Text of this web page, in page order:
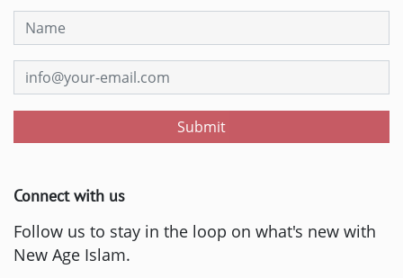
Submit
Connect with us
Follow us to stay in the loop on what's new with
New Age Islam.